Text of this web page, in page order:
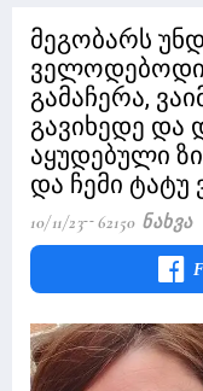
მეგობარს
გამაჩერა,
გავიხედე და
აყუდებული
და ჩემი ტატუ
10/11/23 62150 Ნახვა